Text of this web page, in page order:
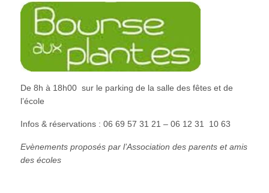
De 8h à 18h00 sur le parking de la salle des fêtes et de
l’école
Infos & réservations : 06 69 57 31 21 – 06 12 31 10 63
Evènements proposés par l’Association des parents et amis
des écoles